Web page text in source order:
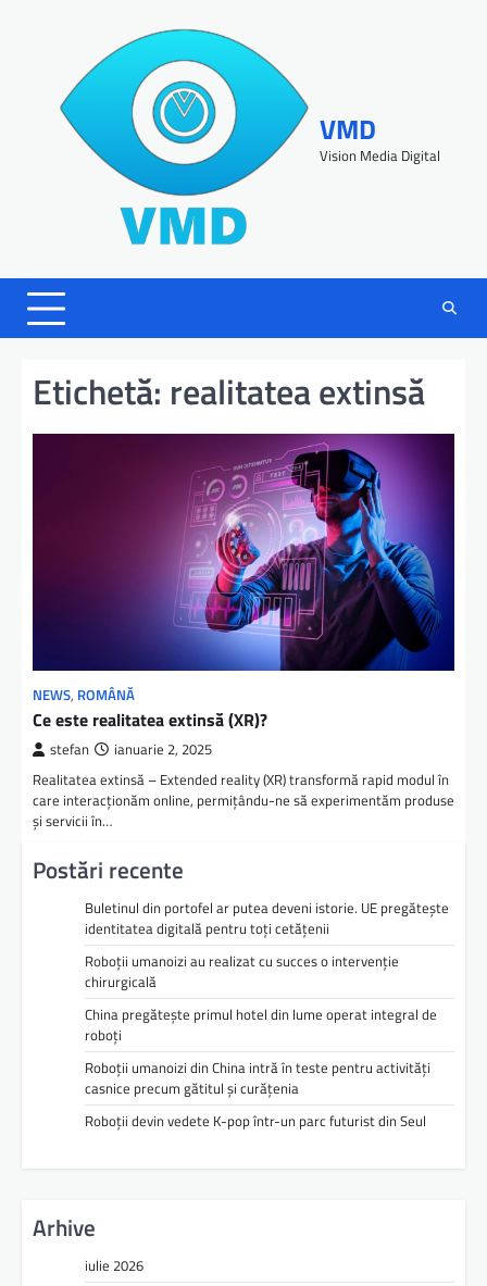
VMD
Vision Media Digital
Etichetă: realitatea extinsă
NEWS, ROMÂNĂ
Ce este realitatea extinsă (XR)?
stefan ianuarie 2, 2025
Realitatea extinsă – Extended reality (XR) transformă rapid modul în
care interacționăm online, permițându-ne să experimentăm produse
și servicii în…
Postări recente
Buletinul din portofel ar putea deveni istorie. UE pregătește
identitatea digitală pentru toți cetățenii
Roboții umanoizi au realizat cu succes o intervenție
chirurgicală
China pregătește primul hotel din lume operat integral de
roboți
Roboții umanoizi din China intră în teste pentru activități
casnice precum gătitul și curățenia
Roboții devin vedete K-pop într-un parc futurist din Seul
Arhive
iulie 2026